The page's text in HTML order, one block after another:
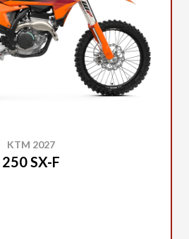
KTM 2027
250 SX-F